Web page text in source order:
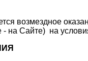
возмездное
- на Сайте) на